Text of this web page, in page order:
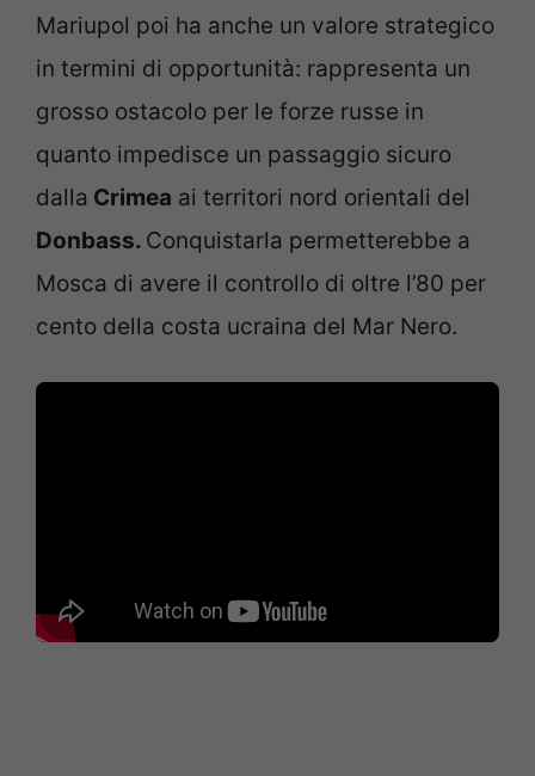
Mariupol poi ha anche un valore strategico
in termini di opportunità: rappresenta un
grosso ostacolo per le forze russe in
quanto impedisce un passaggio sicuro
dalla Crimea ai territori nord orientali del
Donbass. Conquistarla permetterebbe a
Mosca di avere il controllo di oltre l’80 per
cento della costa ucraina del Mar Nero.